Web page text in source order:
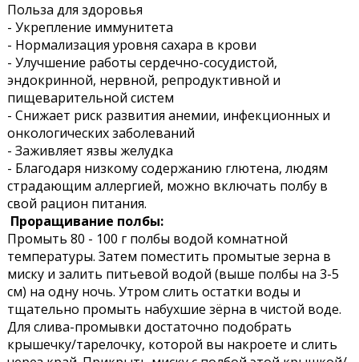
Польза для здоровья
- Укрепление иммунитета
- Нормализация уровня сахара в крови
- Улучшение работы сердечно-сосудистой,
эндокринной, нервной, репродуктивной и
пищеварительной систем
- Снижает риск развития анемии, инфекционных и
онкологических заболеваний
- Заживляет язвы желудка
- Благодаря низкому содержанию глютена, людям
страдающим аллергией, можно включать полбу в
свой рацион питания.
Проращивание полбы:
Промыть 80 - 100 г полбы водой комнатной
температуры. Затем поместить промытые зерна в
миску и залить питьевой водой (выше полбы на 3-5
см) на одну ночь. Утром слить остатки воды и
тщательно промыть набухшие зёрна в чистой воде.
Для слива-промывки достаточно подобрать
крышечку/тарелочку, которой вы накроете и слить